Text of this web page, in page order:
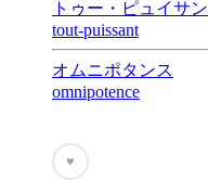
トゥー・ピュイサン
tout-puissant
オムニポタンス
omnipotence
♥